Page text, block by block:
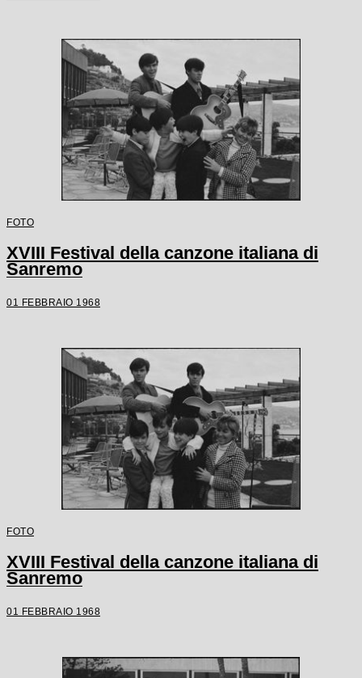
FOTO
XVIII Festival della canzone italiana di
Sanremo
01 FEBBRAIO 1968
FOTO
XVIII Festival della canzone italiana di
Sanremo
01 FEBBRAIO 1968